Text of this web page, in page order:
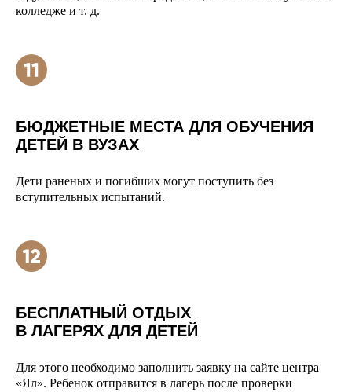
колледже и т. д.
БЮДЖЕТНЫЕ МЕСТА ДЛЯ ОБУЧЕНИЯ
ДЕТЕЙ В ВУЗАХ
Дети раненых и погибших могут поступить без
вступительных испытаний.
БЕСПЛАТНЫЙ ОТДЫХ
В ЛАГЕРЯХ ДЛЯ ДЕТЕЙ
Для этого необходимо заполнить заявку на сайте центра
«Ял». Ребенок отправится в лагерь после проверки